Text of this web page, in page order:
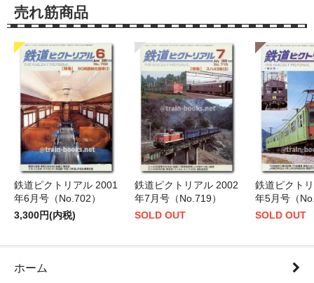
売れ筋商品
鉄道ピクトリアル 2001
年6月号（No.702）
3,300円(内税)
鉄道ピクトリアル 2002
年7月号（No.719）
SOLD OUT
鉄道ピクト
年5月号（
SOLD OUT
ホーム